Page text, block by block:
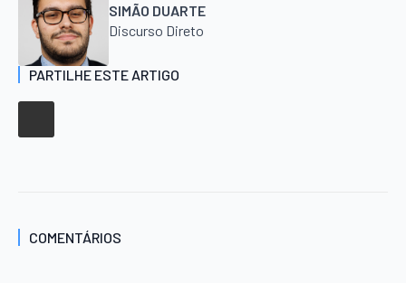
SIMÃO DUARTE
Discurso Direto
PARTILHE ESTE ARTIGO
COMENTÁRIOS